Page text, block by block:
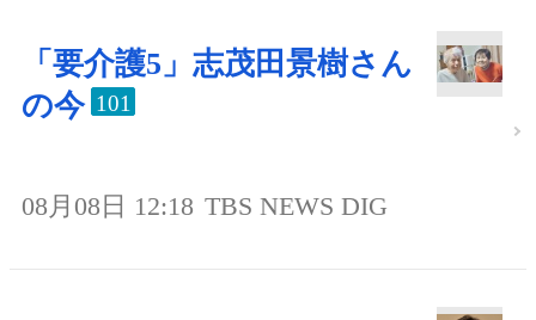
「要介護5」志茂田景樹さん
の今 101
08月08日 12:18 TBS NEWS DIG